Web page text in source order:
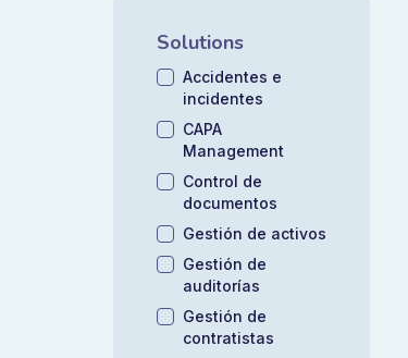
Solutions
Accidentes e
incidentes
CAPA
Management
Control de
documentos
Gestión de activos
Gestión de
auditorías
Gestión de
contratistas